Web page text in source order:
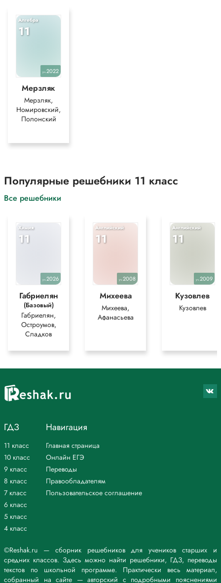
Алгебра
11
уч.2022
Мерзляк
Мерзляк,
Номировский,
Полонский
Популярные решебники 11 класс
Все решебники
Химия
11
уч.2026
Габриелян
(Базовый)
Габриелян,
Остроумов,
Сладков
Английский
11
уч.2008
Михеева
Михеева,
Афанасьева
Английский
11
уч.2009
Кузовлев
Кузовлев
©Reshak.ru — сборник решебников для учеников старших и
средних классов. Здесь можно найти решебники, ГДЗ, переводы
текстов по школьной программе. Практически весь материал,
собранный на сайте — авторский с подробными пояснениями
ГДЗ
11 класс
10 класс
9 класс
8 класс
7 класс
6 класс
5 класс
4 класс
Навигация
Главная страница
Онлайн ЕГЭ
Переводы
Правообладателям
Пользовательское соглашение